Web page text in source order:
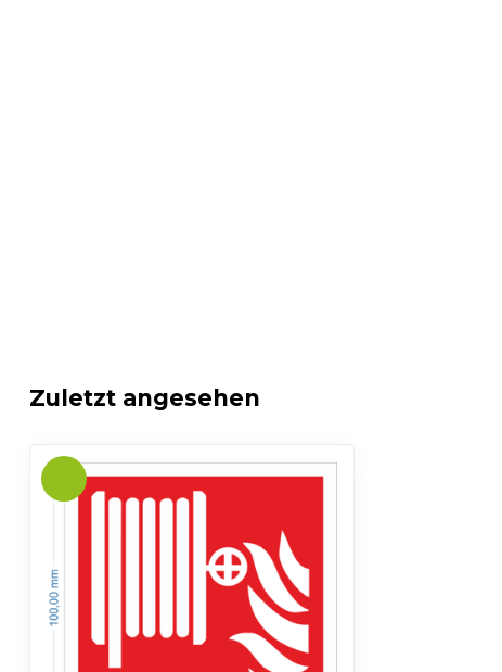
Zuletzt angesehen